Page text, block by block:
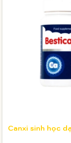
Canxi sinh học